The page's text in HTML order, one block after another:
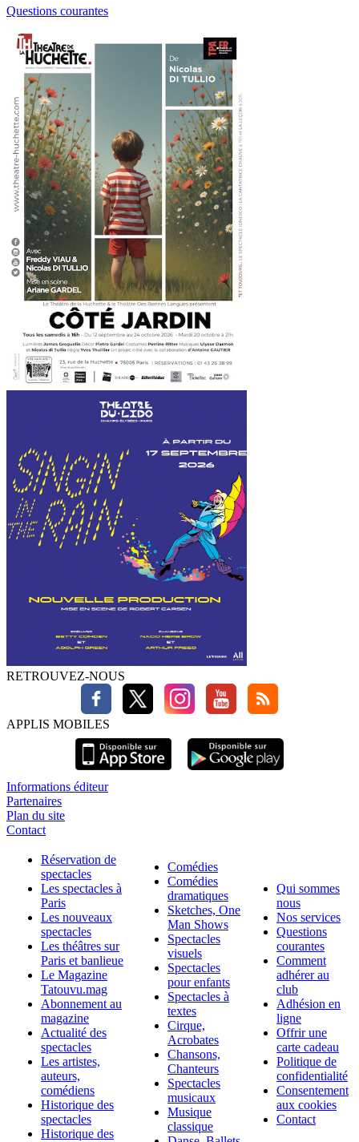
Questions courantes
RETROUVEZ-NOUS
APPLIS MOBILES
Informations éditeur
Partenaires
Plan du site
Contact
Réservation de
spectacles
Les spectacles à
Paris
Les nouveaux
spectacles
Les théâtres sur
Paris et banlieue
Le Magazine
Tatouvu.mag
Abonnement au
magazine
Actualité des
spectacles
Les artistes,
auteurs,
comédiens
Historique des
spectacles
Historique des
Comédies
Comédies
dramatiques
Sketches, One
Man Shows
Spectacles
visuels
Spectacles
pour enfants
Spectacles à
textes
Cirque,
Acrobates
Chansons,
Chanteurs
Spectacles
musicaux
Musique
classique
Qui sommes
nous
Nos services
Questions
courantes
Comment
adhérer au
club
Adhésion en
ligne
Offrir une
carte cadeau
Politique de
confidentialité
Consentement
aux cookies
Contact